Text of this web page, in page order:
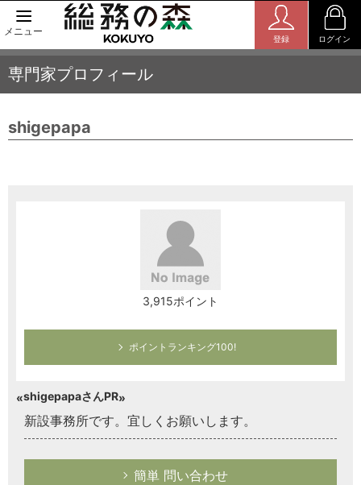
メニュー
登録 ログイン
専門家プロフィール
shigepapa
3,915ポイント
ポイントランキング100!
shigepapaさんPR
新設事務所です。宜しくお願いします。
簡単 問い合わせ